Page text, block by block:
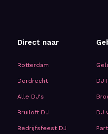
Direct naar
Rotterdam
Dordrecht
Alle DJ's
Bruiloft DJ
Bedrijfsfeest DJ
DJ
DJ